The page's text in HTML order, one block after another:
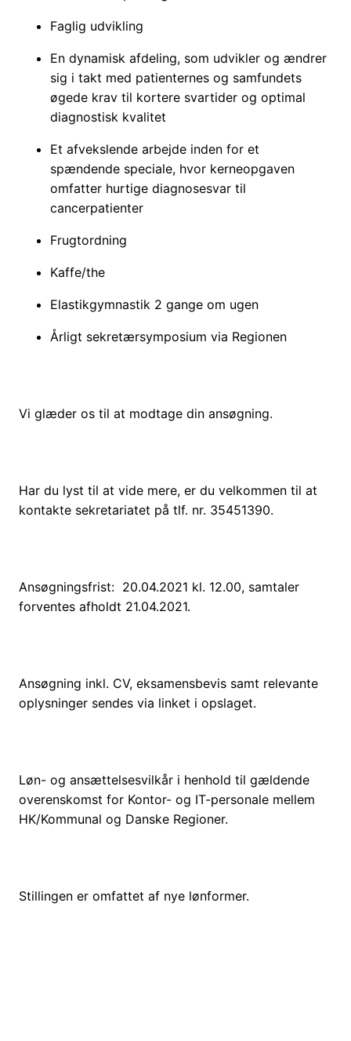
Faglig udvikling
En dynamisk afdeling, som udvikler og ændrer
sig i takt med patienternes og samfundets
øgede krav til kortere svartider og optimal
diagnostisk kvalitet
Et afvekslende arbejde inden for et
spændende speciale, hvor kerneopgaven
omfatter hurtige diagnosesvar til
cancerpatienter
Frugtordning
Kaffe/the
Elastikgymnastik 2 gange om ugen
Årligt sekretærsymposium via Regionen
Vi glæder os til at modtage din ansøgning.
Har du lyst til at vide mere, er du velkommen til at
kontakte sekretariatet på tlf. nr. 35451390.
Ansøgningsfrist: 20.04.2021 kl. 12.00, samtaler
forventes afholdt 21.04.2021.
Ansøgning inkl. CV, eksamensbevis samt relevante
oplysninger sendes via linket i opslaget.
Løn- og ansættelsesvilkår i henhold til gældende
overenskomst for Kontor- og IT-personale mellem
HK/Kommunal og Danske Regioner.
Stillingen er omfattet af nye lønformer.